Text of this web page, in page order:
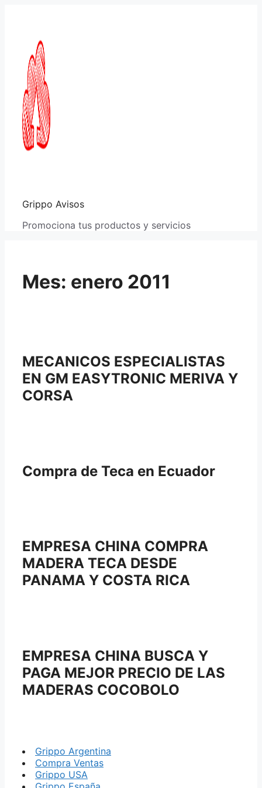
Grippo Avisos
Promociona tus productos y servicios
Mes: enero 2011
MECANICOS ESPECIALISTAS
EN GM EASYTRONIC MERIVA Y
CORSA
Compra de Teca en Ecuador
EMPRESA CHINA COMPRA
MADERA TECA DESDE
PANAMA Y COSTA RICA
EMPRESA CHINA BUSCA Y
PAGA MEJOR PRECIO DE LAS
MADERAS COCOBOLO
Grippo Argentina
Compra Ventas
Grippo USA